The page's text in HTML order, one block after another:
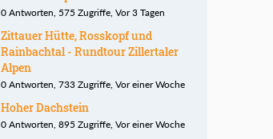
0 Antworten, 575 Zugriffe, Vor 3 Tagen
Zittauer Hütte, Rosskopf und
Rainbachtal - Rundtour Zillertaler
Alpen
0 Antworten, 733 Zugriffe, Vor einer Woche
Hoher Dachstein
0 Antworten, 895 Zugriffe, Vor einer Woche